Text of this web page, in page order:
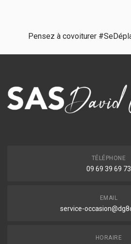
Pensez à covoiturer
TÉLÉPHONE
09 69 39 69 73
EMAIL
service-
HORAIRE